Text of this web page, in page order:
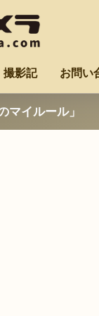
撮影記 お問い
マイルール」